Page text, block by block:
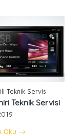
Teknik Servis
Teknik Servisi
Oku →